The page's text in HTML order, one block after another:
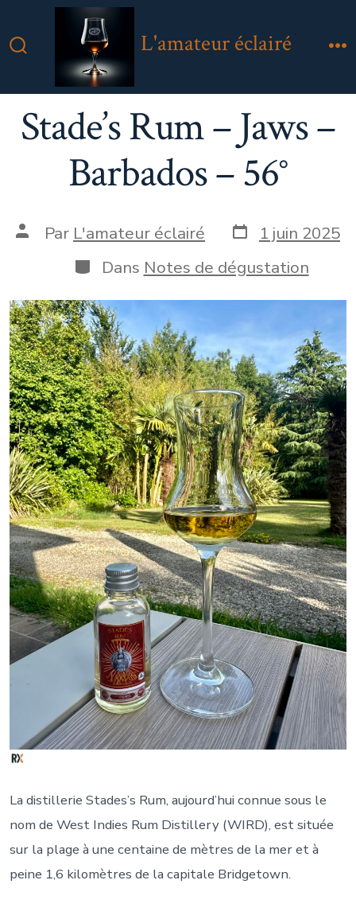
au
Bascule
Rechercher
L'amateur éclairé
Stade’s Rum – Jaws –
Barbados – 56°
Auteur
publication
Par L'amateur éclairé Date
de
publication
1 juin 2025
Catégories
Dans Notes de dégustation
La distillerie Stades’s Rum, aujourd’hui connue sous le
nom de West Indies Rum Distillery (WIRD), est située
sur la plage à une centaine de mètres de la mer et à
peine 1,6 kilomètres de la capitale Bridgetown.